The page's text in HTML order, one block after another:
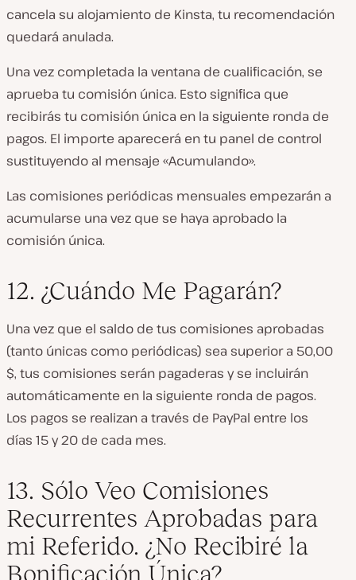
cancela su alojamiento de Kinsta, tu recomendación
quedará anulada.
Una vez completada la ventana de cualificación, se
aprueba tu comisión única. Esto significa que
recibirás tu comisión única en la siguiente ronda de
pagos. El importe aparecerá en tu panel de control
sustituyendo al mensaje «Acumulando».
Las comisiones periódicas mensuales empezarán a
acumularse una vez que se haya aprobado la
comisión única.
12. ¿Cuándo Me Pagarán?
Una vez que el saldo de tus comisiones aprobadas
(tanto únicas como periódicas) sea superior a 50,00
$, tus comisiones serán pagaderas y se incluirán
automáticamente en la siguiente ronda de pagos.
Los pagos se realizan a través de PayPal entre los
días 15 y 20 de cada mes.
13. Sólo Veo Comisiones
Recurrentes Aprobadas para
mi Referido. ¿No Recibiré la
Bonificación Única?